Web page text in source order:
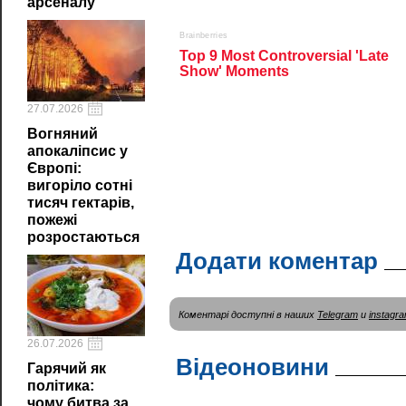
27.07.2026
Вогняний
апокаліпсис у
Європі:
вигоріло сотні
тисяч гектарів,
пожежі
розростаються
26.07.2026
Гарячий як
політика:
чому битва за
Додати коментар
Коментарі доступні в наших Telegram и
Відеоновини